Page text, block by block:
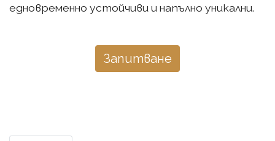
едновременно устойчиви и напълно уникални.
Запитване